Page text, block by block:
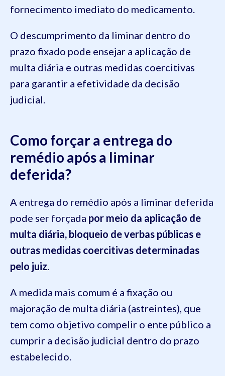
fornecimento imediato do medicamento.
O descumprimento da liminar dentro do
prazo fixado pode ensejar a aplicação de
multa diária e outras medidas coercitivas
para garantir a efetividade da decisão
judicial.
Como forçar a entrega do
remédio após a liminar
deferida?
A entrega do remédio após a liminar deferida
pode ser forçada por meio da aplicação de
multa diária, bloqueio de verbas públicas e
outras medidas coercitivas determinadas
pelo juiz.
A medida mais comum é a fixação ou
majoração de multa diária (astreintes), que
tem como objetivo compelir o ente público a
cumprir a decisão judicial dentro do prazo
estabelecido.